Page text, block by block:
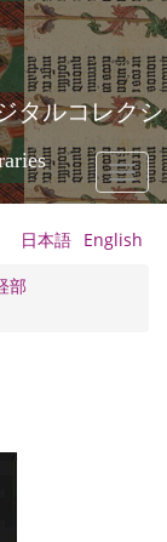
タルコレクシ
Toggle
日本語 English
部